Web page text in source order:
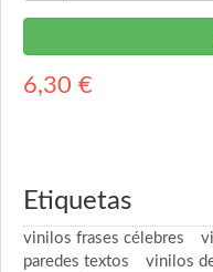
6,30 €
Etiquetas
vinilos frases célebres
paredes textos
vinilos